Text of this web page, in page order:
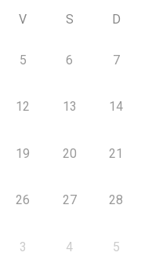
V S D
5 6 7
12 13 14
19 20 21
26 27 28
3 4 5